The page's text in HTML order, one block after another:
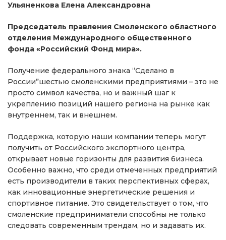
Ульяненкова Елена Александровна
Председатель правления Смоленского областного
отделения Международного общественного
фонда «Российский Фонд мира».
Получение федерального знака “Сделано в
России”шестью смоленскими предприятиями – это не
просто символ качества, но и важный шаг к
укреплению позиций нашего региона на рынке как
внутреннем, так и внешнем.
Поддержка, которую наши компании теперь могут
получить от Российского экспортного центра,
открывает новые горизонты для развития бизнеса.
Особенно важно, что среди отмеченных предприятий
есть производители в таких перспективных сферах,
как инновационные энергетические решения и
спортивное питание. Это свидетельствует о том, что
смоленские предприниматели способны не только
следовать современным трендам, но и задавать их.